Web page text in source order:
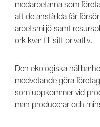
medarbetarna som
att de anställda får
arbetsmiljö samt
ork kvar till sitt privatliv.
Den ekologiska
medvetande göra
som uppkommer vid
man producerar och